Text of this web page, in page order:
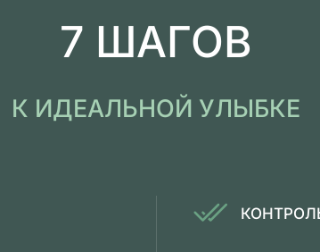
7 ШАГОВ
К ИДЕАЛЬНОЙ УЛЫБКЕ